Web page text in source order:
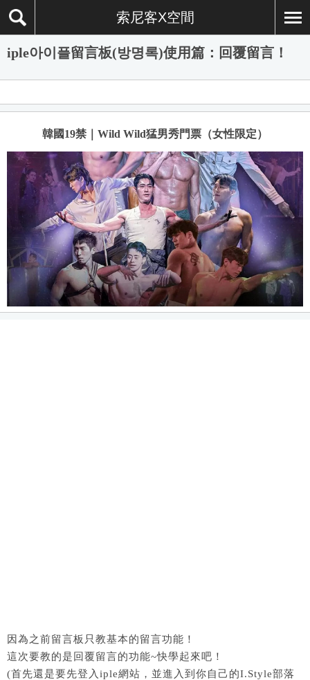
索尼客X空間
iple아이플留言板(방명록)使用篇：回覆留言！
韓國19禁｜Wild Wild猛男秀門票（女性限定）
因為之前留言板只教基本的留言功能！
這次要教的是回覆留言的功能~快學起來吧！
(首先還是要先登入iple網站，並進入到你自己的I.Style部落